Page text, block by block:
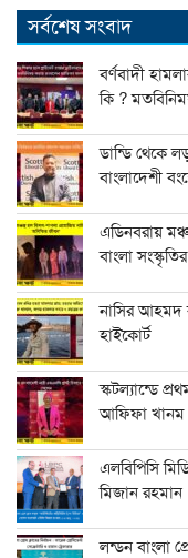
সর্বশেষ সংবাদ
বর্ণবাদী
কি ?
ডান্ডি থেকে
বাংলাদেশী
এডিনবরায়
বাংলা
নাসির আহমদ
হাইকোর্ট
স্কটল্যান্ডে
আফিফা খানম
এলবিপিসি
মিজান রহমান
লন্ডন বাংলা